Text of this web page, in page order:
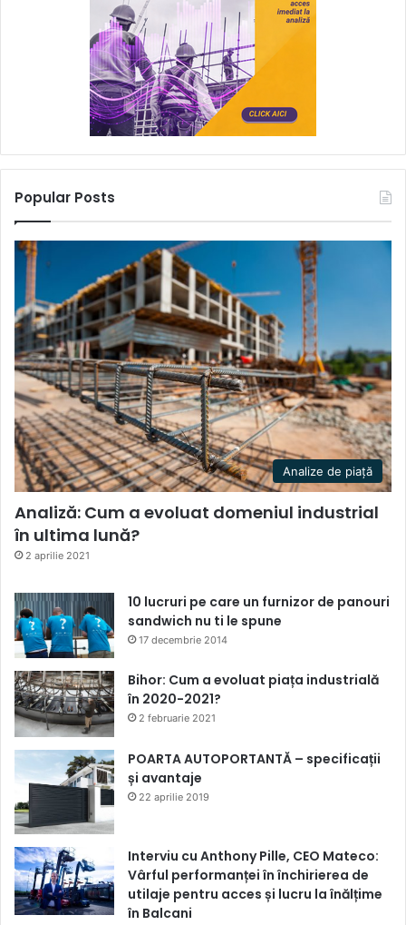
Popular Posts
Analize de piață
Analiză: Cum a evoluat domeniul industrial
în ultima lună?
2 aprilie 2021
10 lucruri pe care un furnizor de panouri
sandwich nu ti le spune
17 decembrie 2014
Bihor: Cum a evoluat piața industrială
în 2020-2021?
2 februarie 2021
POARTA AUTOPORTANTĂ – specificații
și avantaje
22 aprilie 2019
Interviu cu Anthony Pille, CEO Mateco:
Vârful performanței în închirierea de
utilaje pentru acces și lucru la înălțime
în Balcani